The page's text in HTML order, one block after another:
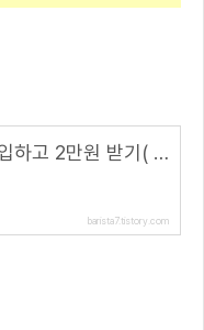
앱테크, 코인원 가입하고 2만원 받기( 초대 코드 : 5G7TC772 )
barista7.tistory.com